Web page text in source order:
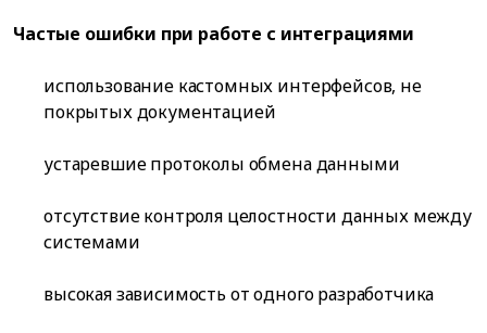
Частые ошибки при работе с интеграциями
использование кастомных интерфейсов, не
покрытых документацией
устаревшие протоколы обмена данными
отсутствие контроля целостности данных между
системами
высокая зависимость от одного разработчика